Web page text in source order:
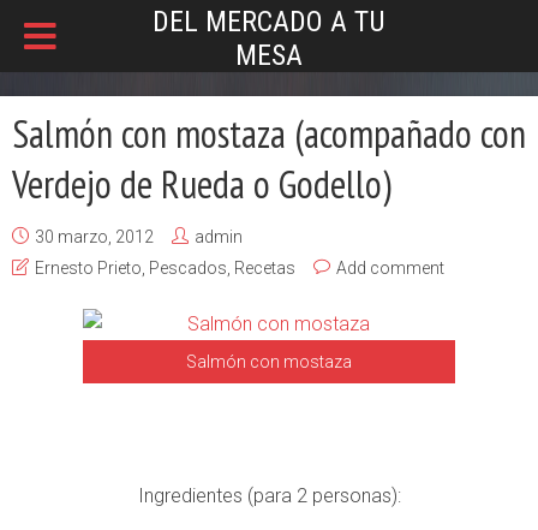
DEL MERCADO A TU
MESA
Salmón con mostaza (acompañado con
Verdejo de Rueda o Godello)
30 marzo, 2012
admin
Ernesto Prieto Pescados Recetas Add comment
Salmón con mostaza
Ingredientes (para 2 personas):